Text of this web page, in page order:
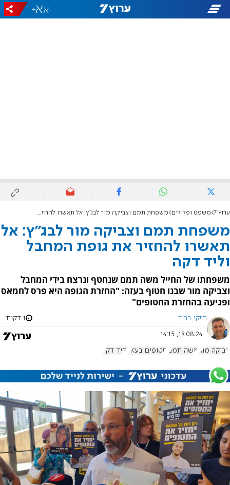
-
+
ערוץ 7 משפט ופלילים משפחת תמם וצביקה מור לבג"ץ: אל תאשרו להחזיר את גופת המחבל וליד דקה
משפחת תמם וצביקה מור לבג"ץ: אל
תאשרו להחזיר את גופת המחבל
וליד דקה
משפחתו של החייל משה תמם שנחטף ונרצח בידי המחבל
וצביקה מור שבנו חטוף בעזה: "החזרת הגופה היא פרס לחמאס
ופגיעה בהחזרת החטופים"
חזקי ברוך 1 דקות
19.08.24, 14:15
צביקה מור משה תמם חטופים בעזה וליד דקה